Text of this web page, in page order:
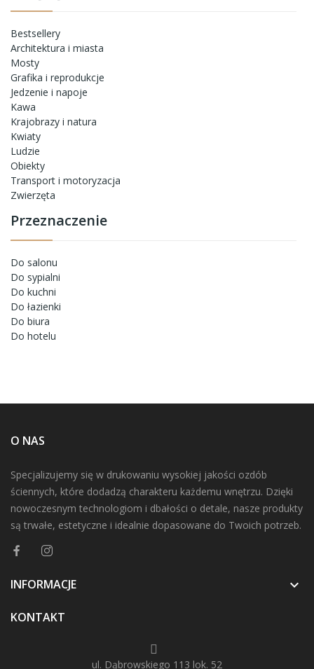
Bestsellery
Architektura i miasta
Mosty
Grafika i reprodukcje
Jedzenie i napoje
Kawa
Krajobrazy i natura
Kwiaty
Ludzie
Obiekty
Transport i motoryzacja
Zwierzęta
Przeznaczenie
Do salonu
Do sypialni
Do kuchni
Do łazienki
Do biura
Do hotelu
O NAS
Specjalizujemy się w drukowaniu wysokiej jakości ozdób
ściennych, które dodadzą charakteru każdemu wnętrzu. Dzięki
nowoczesnym technologiom i dbałości o detale, nasze produkty
są trwałe, estetyczne i idealnie dopasowane do Twoich potrzeb.
INFORMACJE 
KONTAKT
ul. Dąbrowskiego 113 lok. 52